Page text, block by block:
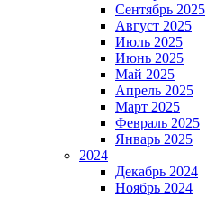
Сентябрь 2025
Август 2025
Июль 2025
Июнь 2025
Май 2025
Апрель 2025
Март 2025
Февраль 2025
Январь 2025
2024
Декабрь 2024
Ноябрь 2024